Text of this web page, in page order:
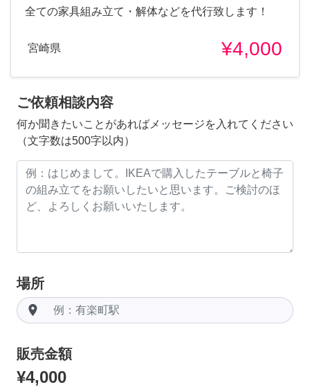
全ての家具組み立て・解体などを代行致します！
宮崎県 ¥4,000
ご依頼相談内容
何か聞きたいことがあればメッセージを入れてください
（文字数は500字以内）
場所
room
販売金額
¥4,000